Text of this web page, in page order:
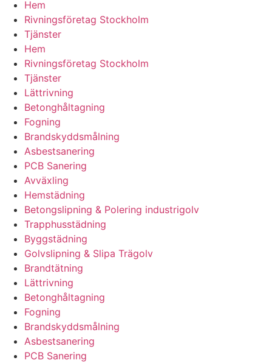
Hem
Rivningsföretag Stockholm
Tjänster
Hem
Rivningsföretag Stockholm
Tjänster
Lättrivning
Betonghåltagning
Fogning
Brandskyddsmålning
Asbestsanering
PCB Sanering
Avväxling
Hemstädning
Betongslipning & Polering industrigolv
Trapphusstädning
Byggstädning
Golvslipning & Slipa Trägolv
Brandtätning
Lättrivning
Betonghåltagning
Fogning
Brandskyddsmålning
Asbestsanering
PCB Sanering